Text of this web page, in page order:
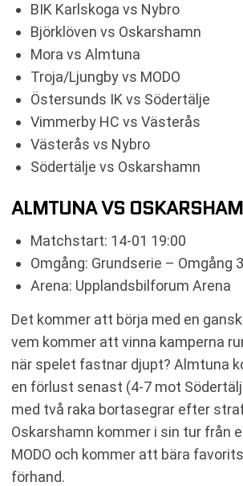
BIK Karlskoga vs Nybro
Björklöven vs Oskarshamn
Mora vs Almtuna
Troja/Ljungby vs MODO
Östersunds IK vs Södertälje
Vimmerby HC vs Västerås
Västerås vs Nybro
Södertälje vs Oskarshamn
ALMTUNA VS
Matchstart: 14-01 19:00
Omgång: Grundserie – Omgång
Arena: Upplandsbilforum Arena
Det kommer att börja med en
vem kommer att vinna kamperna
när spelet fastnar djupt? Almtuna
en förlust senast (4-7 mot
med två raka bortasegrar efter
Oskarshamn kommer i sin tur från
MODO och kommer att bära
förhand.